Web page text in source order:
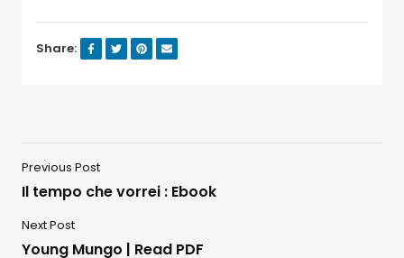
Share:
Previous Post
Il tempo che vorrei : Ebook
Next Post
Young Mungo | Read PDF